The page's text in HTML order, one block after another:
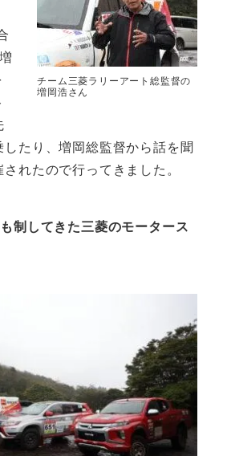
チーム三菱ラリーアート総監督の
増岡浩さん
たり、増岡総監督から話を聞
れたので行ってきました。
制してきた三菱のモータース